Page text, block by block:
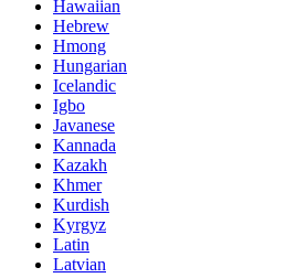
Hawaiian
Hebrew
Hmong
Hungarian
Icelandic
Igbo
Javanese
Kannada
Kazakh
Khmer
Kurdish
Kyrgyz
Latin
Latvian